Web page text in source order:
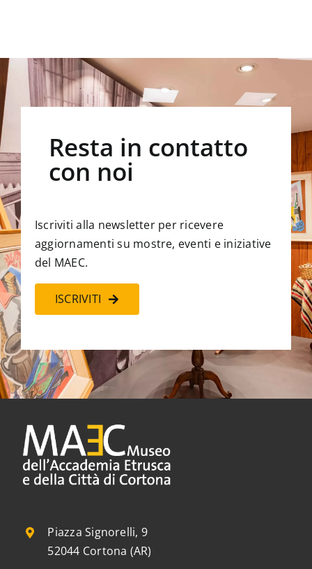
Resta in contatto
con noi
Iscriviti alla newsletter per ricevere
aggiornamenti su mostre, eventi e iniziative
del MAEC.
ISCRIVITI
Piazza Signorelli, 9
52044 Cortona (AR)